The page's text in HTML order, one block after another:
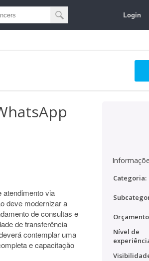
Login
atendimento via
deve modernizar a
de consultas e
de transferência
contemplar uma
e capacitação
Categoria:
Nível de